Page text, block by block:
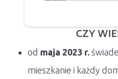
CZY
od maja 2023 r.
mieszkanie i każdy